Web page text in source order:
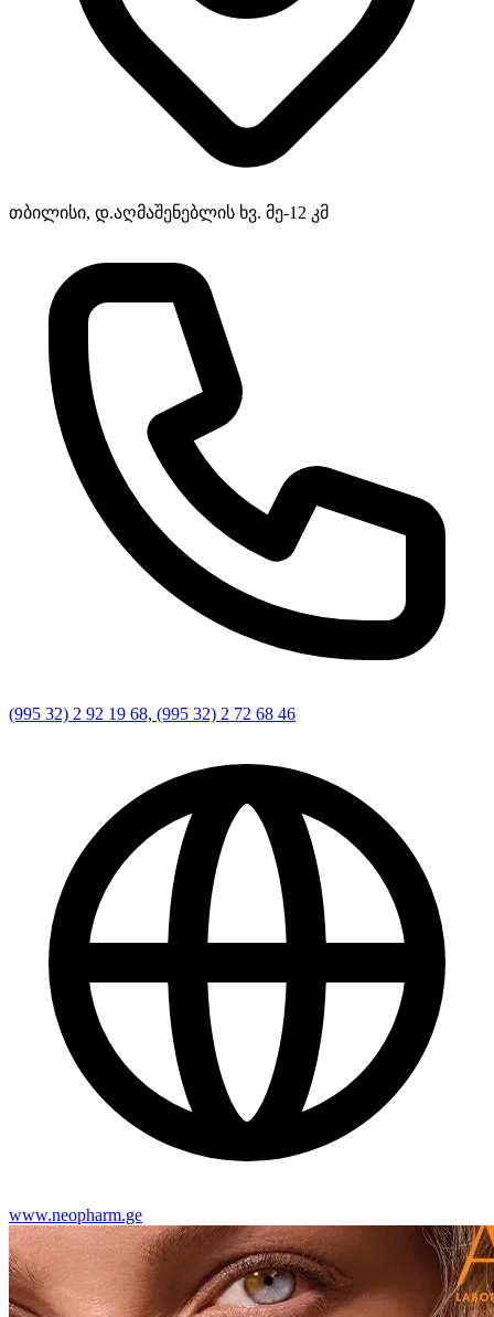
თბილისი, დ.აღმაშენებლის ხვ. მე-12 კმ
(995 32) 2 92 19 68, (995 32) 2 72 68 46
www.neopharm.ge